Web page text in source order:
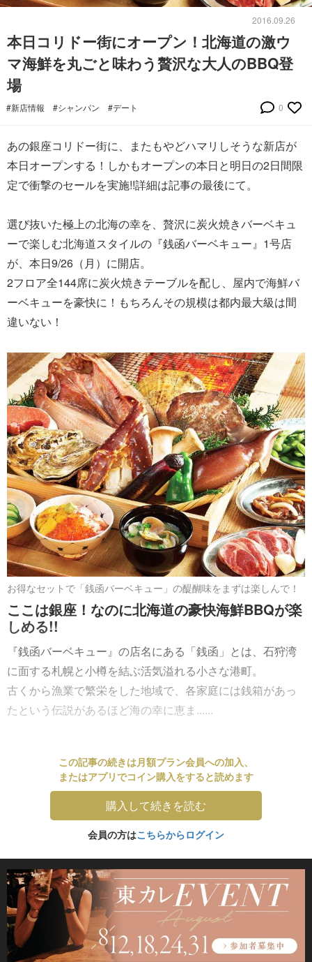
2016.09.26
本日コリドー街にオープン！北海道の激ウ
マ海鮮を丸ごと味わう贅沢な大人のBBQ登
場
#新店情報 #シャンパン #デート 0
あの銀座コリドー街に、またもやどハマリしそうな新店が
本日オープンする！しかもオープンの本日と明日の2日間限
定で衝撃のセールを実施!!詳細は記事の最後にて。
選び抜いた極上の北海の幸を、贅沢に炭火焼きバーベキュ
ーで楽しむ北海道スタイルの『銭函バーベキュー』1号店
が、本日9/26（月）に開店。
2フロア全144席に炭火焼きテーブルを配し、屋内で海鮮バ
ーベキューを豪快に！もちろんその規模は都内最大級は間
違いない！
お得なセットで「銭函バーベキュー」の醍醐味をまずは楽しんで！
ここは銀座！なのに北海道の豪快海鮮BBQが楽
しめる!!
『銭函バーベキュー』の店名にある「銭函」とは、石狩湾
に面する札幌と小樽を結ぶ活気溢れる小さな港町。
古くから漁業で繁栄をした地域で、各家庭には銭箱があっ
たという伝説があるほど海の幸に恵ま......
この記事の続きは月額プラン会員への加入、
またはアプリでコイン購入をすると読めます
購入して続きを読む
会員の方はこちらからログイン